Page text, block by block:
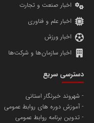
پایگاه اطلاع رسانی
تامین آهن اسفنجی
اخبار صنعت و تجارت
اخبار علم و فناوری
اخبار ورزش
اخبار سازمان‌ها و شرکت‌ها
دسترسی سریع
شهروند خبرنگار استانی
آموزش دوره های روابط عمومی
تدوین برنامه روابط عمومی